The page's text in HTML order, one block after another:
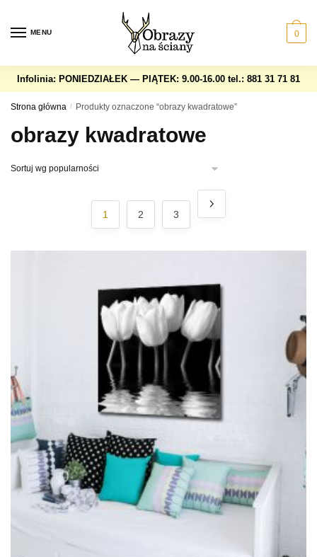
navigation
content
MENU 0
Infolinia: PONIEDZIAŁEK — PIĄTEK: 9.00-16.00 tel.: 881 31 71 81
Strona główna / Produkty oznaczone “obrazy kwadratowe”
obrazy kwadratowe
1 2 3